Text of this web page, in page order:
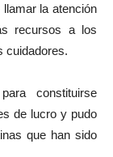
la atención
recursos a los
cuidadores.
constituirse
de lucro y pudo
que han sido